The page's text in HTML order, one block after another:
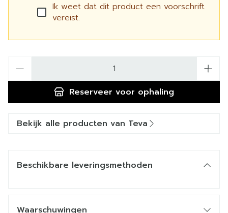
Ik weet dat dit product een voorschrift
vereist.
Reserveer voor ophaling
Bekijk alle producten van Teva
Beschikbare leveringsmethoden
Waarschuwingen